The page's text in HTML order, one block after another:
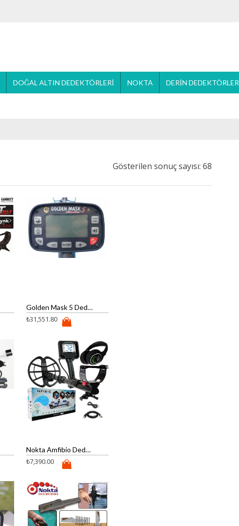
DOĞAL ALTIN DEDEKTÖRLERI NOKTA DERIN DEDEKTÖRLER
Gösterilen sonuç sayısı: 68
Golden Mask 5 Dedektor
₺31,551.80
Nokta Amfibio Dedektör 19 khz
₺7,390.00